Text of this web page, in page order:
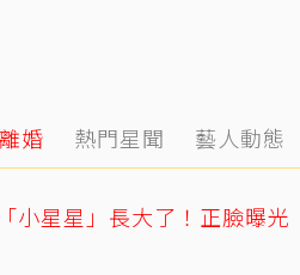
婚 熱門星聞 藝人動態
12年被爆離婚 小刀認了！